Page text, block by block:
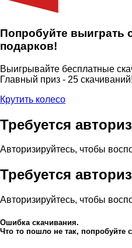
Попробуйте выиграть
подарков!
Выигрывайте бесплатные
Главный приз - 25
Крутить колесо
Требуется
Авторизируйтесь, чтобы
Требуется
Авторизируйтесь, чтобы
Ошибка скачивания.
Что то пошло не так, попробуйте